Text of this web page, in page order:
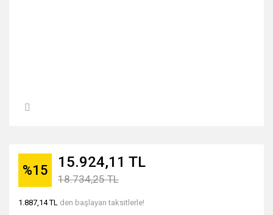
%15 15.924,11 TL
18.734,25 TL
1.887,14 TL den başlayan taksitlerle!